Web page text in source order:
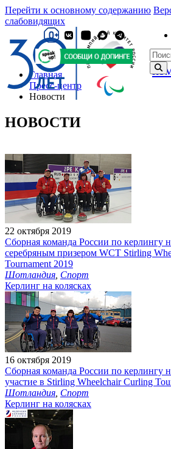
Перейти к основному содержанию
слабовидящих
Главная
Пресс-центр
Новости
НОВОСТИ
22 октября 2019
Сборная команда России по керлингу
серебряным призером WCT Stirling
Tournament 2019
Шотландия Спорт
Керлинг на колясках
16 октября 2019
Сборная команда России по керлингу
участие в Stirling Wheelchair Curling
Шотландия Спорт
Керлинг на колясках